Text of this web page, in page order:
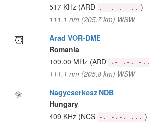
517 KHz (ARD .- .-. -.. )
111.1 nm (205.7 km) WSW
Arad VOR-DME
Romania
109.00 MHz (ARD .- .-. -..
111.1 nm (205.8 km) WSW
Nagycserkesz NDB
Hungary
409 KHz (NCS -. -.-. ... )